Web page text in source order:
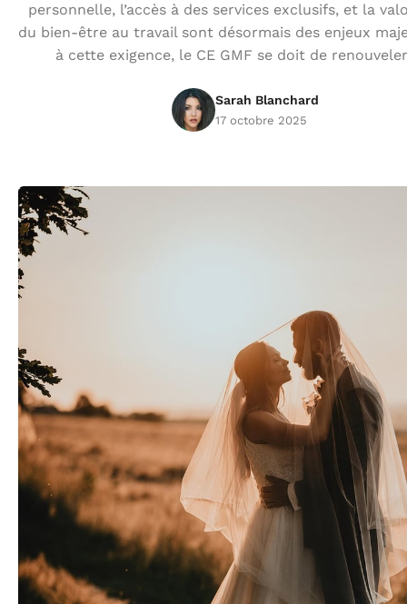
personnelle, l’accès à des services exclusifs, et la
du bien-être au travail sont désormais des enjeux
à cette exigence, le CE GMF se doit de
Sarah Blanchard
17 octobre 2025